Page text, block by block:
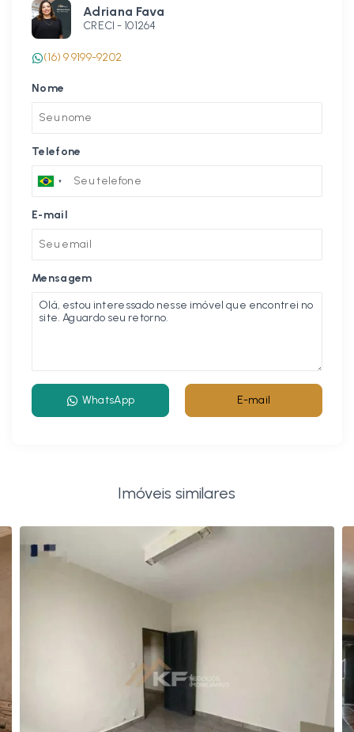
Adriana Fava
CRECI - 101264
(16) 9 9199-9202
Nome
Telefone
E-mail
Mensagem
WhatsApp E-mail
Imóveis similares